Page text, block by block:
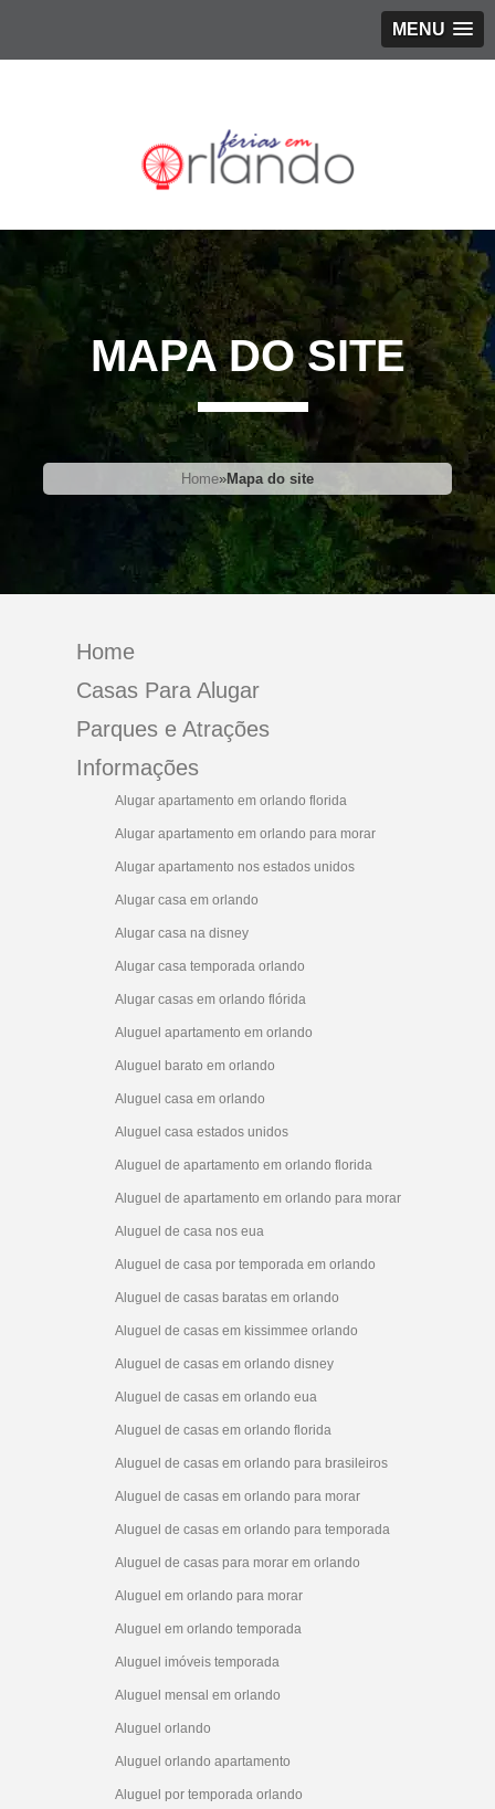
MENU
MAPA DO SITE
Home»Mapa do site
Home
Casas Para Alugar
Parques e Atrações
Informações
Alugar apartamento em orlando florida
Alugar apartamento em orlando para morar
Alugar apartamento nos estados unidos
Alugar casa em orlando
Alugar casa na disney
Alugar casa temporada orlando
Alugar casas em orlando flórida
Aluguel apartamento em orlando
Aluguel barato em orlando
Aluguel casa em orlando
Aluguel casa estados unidos
Aluguel de apartamento em orlando florida
Aluguel de apartamento em orlando para morar
Aluguel de casa nos eua
Aluguel de casa por temporada em orlando
Aluguel de casas baratas em orlando
Aluguel de casas em kissimmee orlando
Aluguel de casas em orlando disney
Aluguel de casas em orlando eua
Aluguel de casas em orlando florida
Aluguel de casas em orlando para brasileiros
Aluguel de casas em orlando para morar
Aluguel de casas em orlando para temporada
Aluguel de casas para morar em orlando
Aluguel em orlando para morar
Aluguel em orlando temporada
Aluguel imóveis temporada
Aluguel mensal em orlando
Aluguel orlando
Aluguel orlando apartamento
Aluguel por temporada orlando